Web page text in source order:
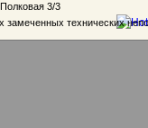
3/3
замеченных технических